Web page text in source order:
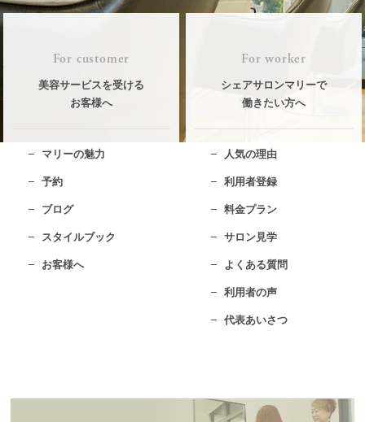
For customer
美容サービスを受ける
お客様へ
マリーの魅力
予約
ブログ
スタイルブック
お客様へ
For worker
シェアサロンマリーで
働きたい方へ
人気の理由
利用者登録
料金プラン
サロン見学
よくある質問
利用者の声
代表あいさつ